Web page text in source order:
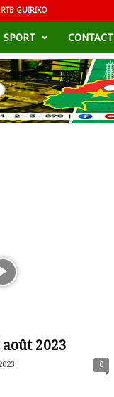
RTB GUIRIKO
SPORT CONTACT
2023
0